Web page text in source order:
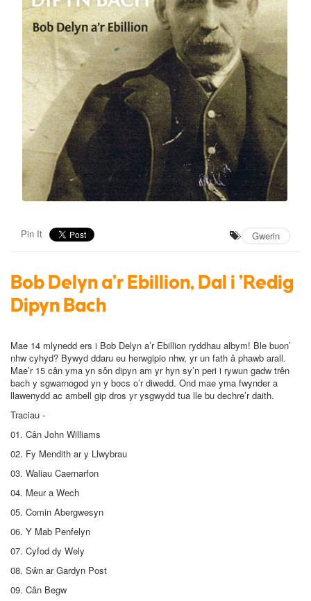
Pin It Gwerin
Bob Delyn a'r Ebillion, Dal i 'Redig
Dipyn Bach
Mae 14 mlynedd ers i Bob Delyn a’r Ebillion ryddhau albym! Ble buon’
nhw cyhyd? Bywyd ddaru eu herwgipio nhw, yr un fath â phawb arall.
Mae’r 15 cân yma yn sôn dipyn am yr hyn sy’n peri i rywun gadw trên
bach y sgwarnogod yn y bocs o’r diwedd. Ond mae yma fwynder a
llawenydd ac ambell gip dros yr ysgwydd tua lle bu dechre’r daith.
Traciau -
01. Cân John Williams
02. Fy Mendith ar y Llwybrau
03. Waliau Caernarfon
04. Meur a Wech
05. Comin Abergwesyn
06. Y Mab Penfelyn
07. Cyfod dy Wely
08. Sŵn ar Gardyn Post
09. Cân Begw